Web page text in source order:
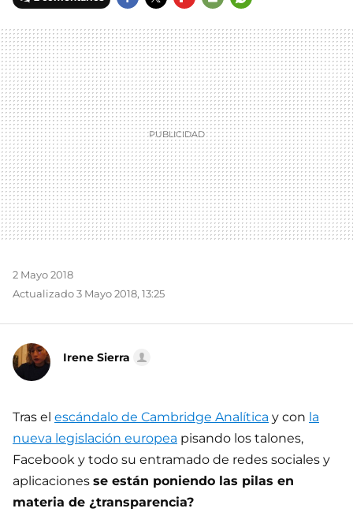
MAIL
2 Mayo 2018
Actualizado 3 Mayo 2018, 13:25
Irene Sierra
Tras el escándalo de Cambridge Analítica y con la
nueva legislación europea pisando los talones,
Facebook y todo su entramado de redes sociales y
aplicaciones se están poniendo las pilas en
materia de ¿transparencia?